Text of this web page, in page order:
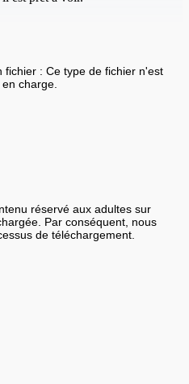
fichier : Ce type de fichier n'est
charge.
réservé aux adultes sur
Par conséquent, nous
de téléchargement.